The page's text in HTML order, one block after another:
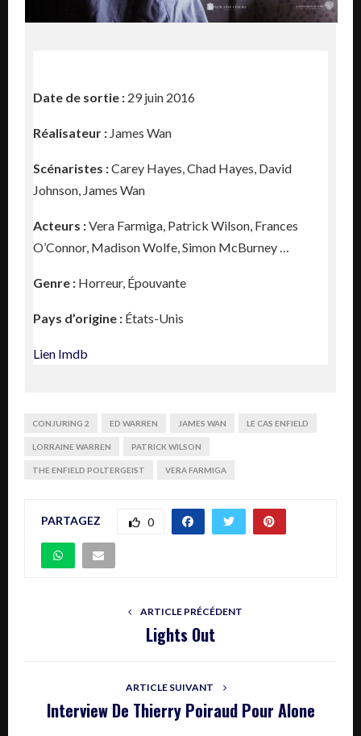
Date de sortie : 29 juin 2016
Réalisateur : James Wan
Scénaristes :Carey Hayes, Chad Hayes, David
Johnson, James Wan
Acteurs :Vera Farmiga, Patrick Wilson, Frances
O’Connor, Madison Wolfe, Simon McBurney …
Genre : Horreur, Épouvante
Pays d’origine : États-Unis
Lien Imdb
CONJURING 2 ED WARREN JAMES WAN LE CAS ENFIELD
LORRAINE WARREN PATRICK WILSON
THE ENFIELD POLTERGEIST VERA FARMIGA
PARTAGEZ 0
ARTICLE PRÉCÉDENT
Lights Out
ARTICLE SUIVANT
Interview De Thierry Poiraud Pour Alone